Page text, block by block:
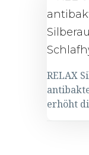
RELAX
erhöht